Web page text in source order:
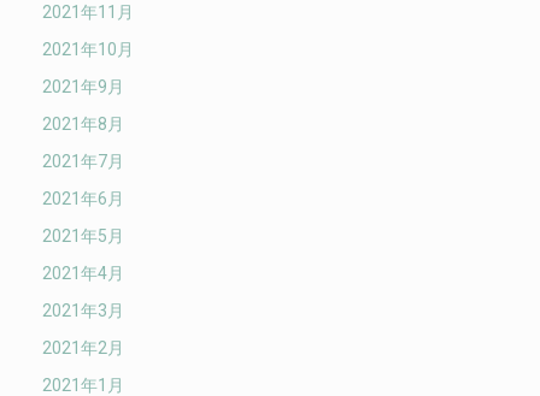
2021年11月
2021年10月
2021年9月
2021年8月
2021年7月
2021年6月
2021年5月
2021年4月
2021年3月
2021年2月
2021年1月